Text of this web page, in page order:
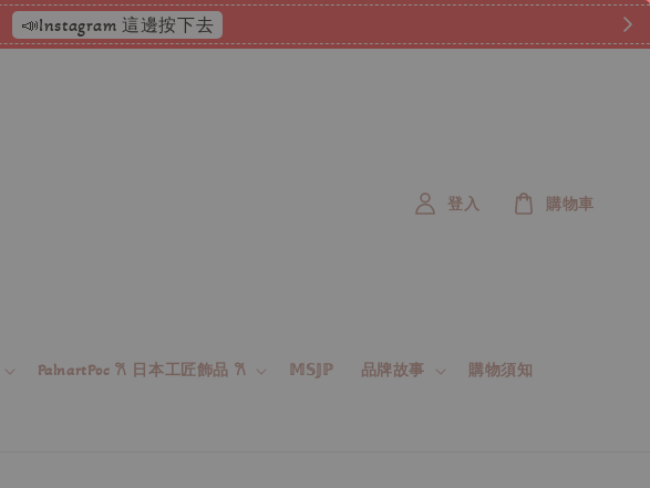
📣Instagram 這邊按下去
PalnartPoc 𐙚 日本工匠飾品 𐙚 𝕄𝕊𝕁ℙ 品牌故事 購物須知
登入 購物車